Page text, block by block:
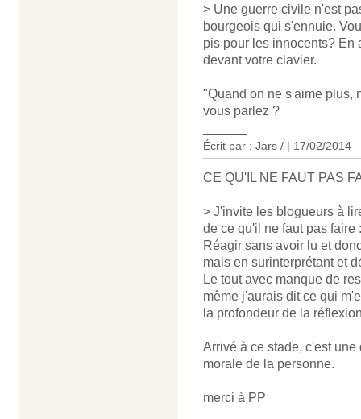
> Une guerre civile n'est
bourgeois qui s'ennuie.
pis pour les innocents? En
devant votre clavier.
"Quand on ne s'aime plus,
vous parlez ?
Écrit par : Jars / | 17/02/2014
CE QU'IL NE FAUT PAS
> J'invite les blogueurs à
de ce qu'il ne faut pas faire :
Réagir sans avoir lu et
mais en surinterprétant et
Le tout avec manque de
même j'aurais dit ce qui
la profondeur de la
Arrivé à ce stade, c'est
morale de la personne.
merci à PP